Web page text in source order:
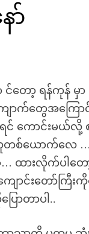
ာ်
ော့ ရန်ကုန် မှာ
ောက်တွေအကြေ
ောင်းမယ်လို့ စ
စ်ယောက်လေ … ရှ
… ထားလိုက်ပါတ
ကျောင်းတော်က
ာတာပါ..